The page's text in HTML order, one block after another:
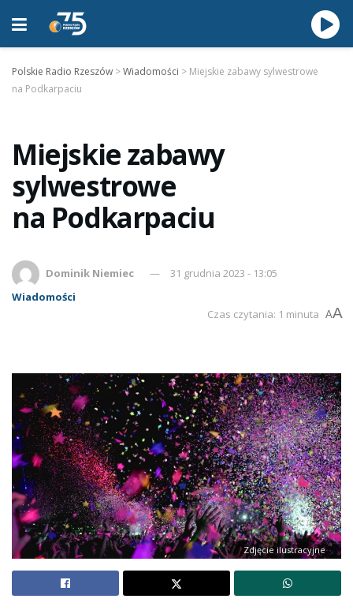
Polskie Radio Rzeszów >Wiadomości > Miejskie zabawy sylwestrowe
na Podkarpaciu
Miejskie zabawy
sylwestrowe
na Podkarpaciu
Dominik Niemiec
31 grudnia 2023 - 13:05
Wiadomości
Czas czytania: 1 minuta AA
Zdjęcie ilustracyjne